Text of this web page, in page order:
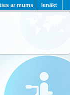
Ienākt
ar mums